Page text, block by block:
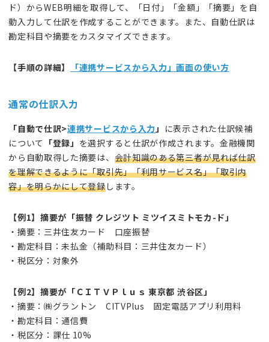
ド）からWEB明細を取得して、「日付」「金額」「摘要」を自
動入力して仕訳を作成することができます。また、自動仕訳は
勘定科目や摘要をカスタマイズできます。
【手順の詳細】 「連携サービスから入力」画面の使い方
通常の仕訳入力
「自動で仕訳>連携サービスから入力 」 に表示された仕訳候補
について 「登録」 を選択すると仕訳が作成されます。金融機関
から自動取得した摘要は、 会計知識のある第三者が見れば仕訳
を理解できるように「取引先」「利用サービス名」「取引内
容」を明らかにして登録します。
【例1】摘要が「振替 クレジツト ミツイスミトモカ-ド」
・摘要：三井住友カード ⼝座振替
・勘定科目：未払金（補助科目：三井住友カード）
・税区分：対象外
【例2】摘要が「ＣＩＴＶＰｌｕｓ 東京都 渋⾕区」
・摘要：㈱グラントン CITVPlus 固定電話アプリ利用料
・勘定科目：通信費
・税区分：課仕 10%